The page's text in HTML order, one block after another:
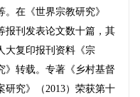
在《世界宗教研究》
报刊发表论文数十篇，其
大复印报刊资料《宗
》转载。专著《乡村基督
究》（2013）荣获第十